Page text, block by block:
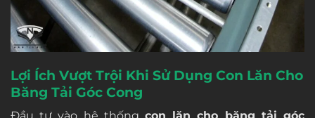
Lợi Ích Vượt Trội Khi Sử Dụng Con Lăn Cho
Băng Tải Góc Cong